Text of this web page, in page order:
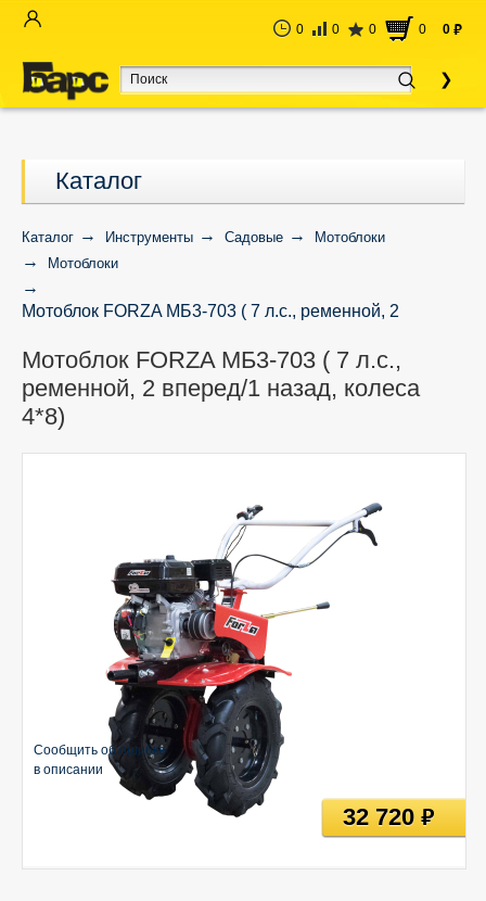
0 0 0 0 0 руб
Каталог
Каталог Инструменты Садовые
Мотоблоки
Мотоблоки
Мотоблок FORZA МБ3-703 ( 7 л.с., ременной, 2
Мотоблок FORZA МБ3-703 ( 7 л.с.,
ременной, 2 вперед/1 назад, колеса
4*8)
Сообщить об ошибке
в описании
32 720руб